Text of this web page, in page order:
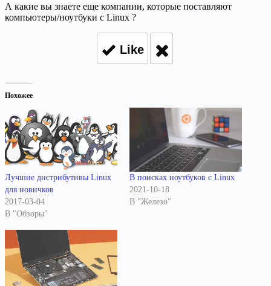
А какие вы знаете еще компании, которые поставляют
компьютеры/ноутбуки с Linux ?
Like
Похожее
Лучшие дистрибутивы Linux
для новичков
2017-03-04
В "Обзоры"
В поисках ноутбуков с Linux
2021-10-18
В "Железо"